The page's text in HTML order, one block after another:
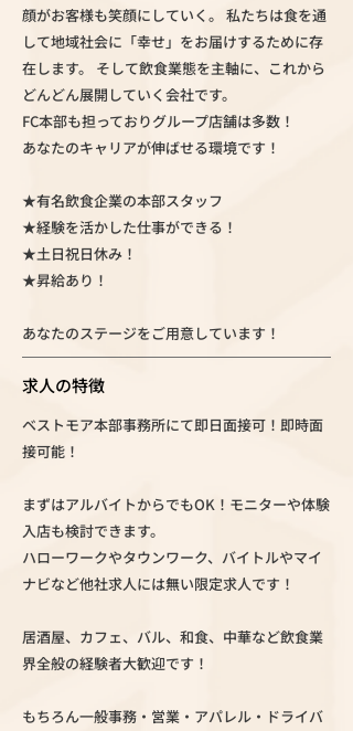
顔がお客様も笑顔にしていく。 私たちは食を通
して地域社会に「幸せ」をお届けするために存
在します。 そして飲食業態を主軸に、これから
どんどん展開していく会社です。
FC本部も担っておりグループ店舗は多数！
あなたのキャリアが伸ばせる環境です！
★有名飲食企業の本部スタッフ
★経験を活かした仕事ができる！
★土日祝日休み！
★昇給あり！
あなたのステージをご用意しています！
求人の特徴
ベストモア本部事務所にて即日面接可！即時面
接可能！
まずはアルバイトからでもOK！モニターや体験
入店も検討できます。
ハローワークやタウンワーク、バイトルやマイ
ナビなど他社求人には無い限定求人です！
居酒屋、カフェ、バル、和食、中華など飲食業
界全般の経験者大歓迎です！
もちろん一般事務・営業・アパレル・ドライバ